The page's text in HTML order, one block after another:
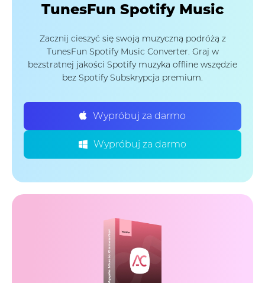
TunesFun Spotify Music
Zacznij cieszyć się swoją muzyczną podróżą z
TunesFun Spotify Music Converter. Graj w
bezstratnej jakości Spotify muzyka offline wszędzie
bez Spotify Subskrypcja premium.
Wypróbuj za darmo
Wypróbuj za darmo